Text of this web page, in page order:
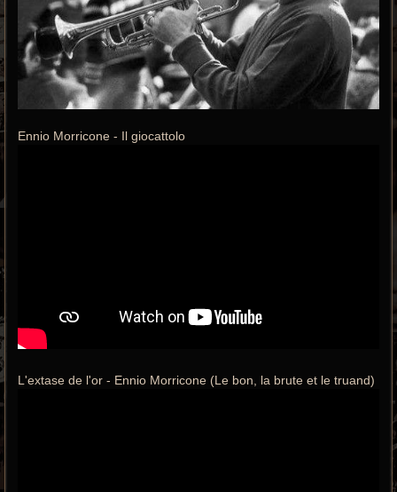
Ennio Morricone - Il giocattolo
L'extase de l'or - Ennio Morricone (Le bon, la brute et le truand)